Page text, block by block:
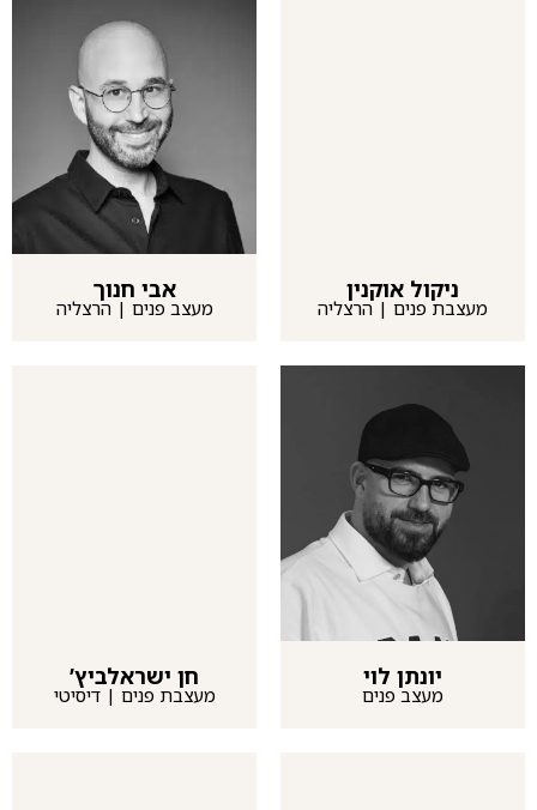
ניקול אוקנין
מעצבת פנים | הרצליה
אבי חנוך
מעצב פנים | הרצליה
יונתן לוי
מעצב פנים
חן ישראלביץ’
מעצבת פנים | דיסיטי